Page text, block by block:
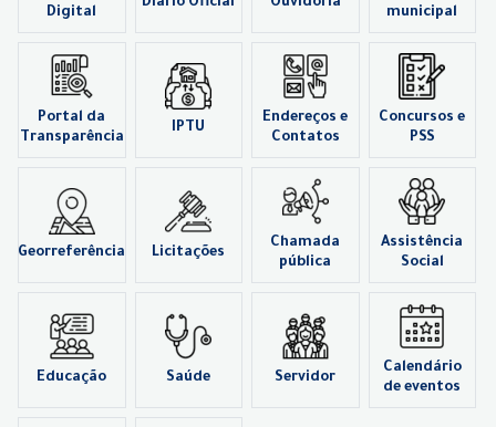
Digital
municipal
Portal da
Transparência
IPTU
Endereços e
Contatos
Concursos e
PSS
Georreferência Licitações
Chamada
pública
Assistência
Social
Educação Saúde Servidor
Calendário
de eventos